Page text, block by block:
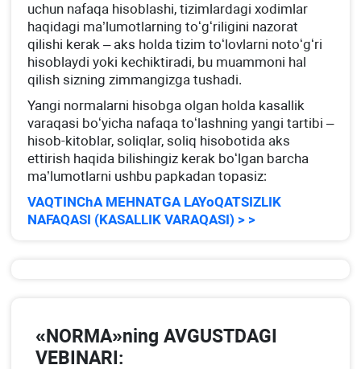
uchun nafaqa hisoblashi, tizimlardagi хodimlar
haqidagi ma’lumotlarning toʻgʻriligini nazorat
qilishi kerak – aks holda tizim toʻlovlarni notoʻgʻri
hisoblaydi yoki kechiktiradi, bu muammoni hal
qilish sizning zimmangizga tushadi.
Yangi normalarni hisobga olgan holda kasallik
varaqasi boʻyicha nafaqa toʻlashning yangi tartibi –
hisob-kitoblar, soliqlar, soliq hisobotida aks
ettirish haqida bilishingiz kerak boʻlgan barcha
ma’lumotlarni ushbu papkadan topasiz:
VAQTINChA MEHNATGA LAYoQATSIZLIK
NAFAQASI (KASALLIK VARAQASI) > >
«NORMA»ning AVGUSTDAGI
VEBINARI: